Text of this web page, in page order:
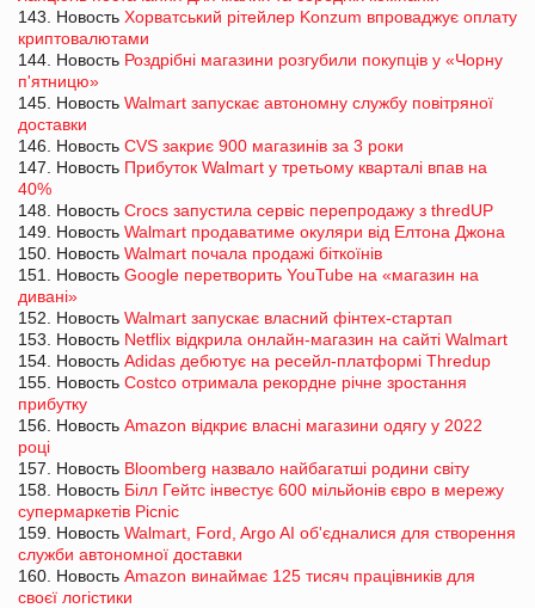
143. Новость Хорватський рітейлер Konzum впроваджує оплату
криптовалютами
144. Новость Роздрібні магазини розгубили покупців у «Чорну
п'ятницю»
145. Новость Walmart запускає автономну службу повітряної
доставки
146. Новость CVS закриє 900 магазинів за 3 роки
147. Новость Прибуток Walmart у третьому кварталі впав на
40%
148. Новость Crocs запустила сервіс перепродажу з thredUP
149. Новость Walmart продаватиме окуляри від Елтона Джона
150. Новость Walmart почала продажі біткоїнів
151. Новость Google перетворить YouTube на «магазин на
дивані»
152. Новость Walmart запускає власний фінтех-стартап
153. Новость Netflix відкрила онлайн-магазин на сайті Walmart
154. Новость Adidas дебютує на ресейл-платформі Thredup
155. Новость Costco отримала рекордне річне зростання
прибутку
156. Новость Amazon відкриє власні магазини одягу у 2022
році
157. Новость Bloomberg назвало найбагатші родини світу
158. Новость Білл Гейтс інвестує 600 мільйонів євро в мережу
супермаркетів Picnic
159. Новость Walmart, Ford, Argo AI об'єдналися для створення
служби автономної доставки
160. Новость Amazon винаймає 125 тисяч працівників для
своєї логістики